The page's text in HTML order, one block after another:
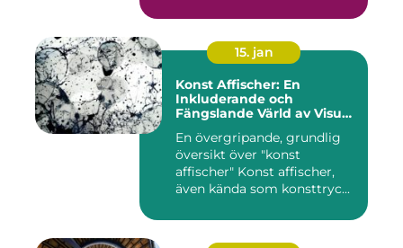
15. jan
Konst Affischer: En
Inkluderande och
Fängslande Värld av Visuell
En övergripande, grundlig
översikt över "konst
affischer" Konst affischer,
även kända som konsttryc...